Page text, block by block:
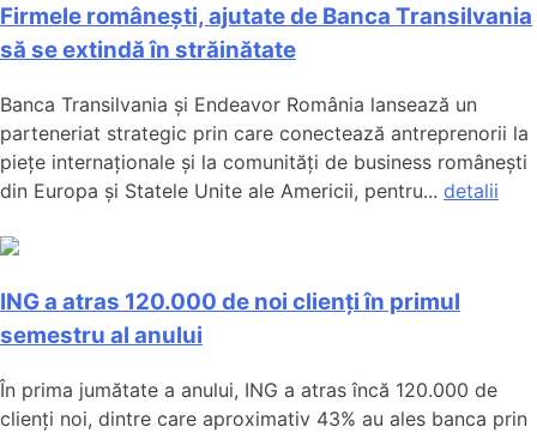
Firmele românești, ajutate de Banca Transilvania
să se extindă în străinătate
Banca Transilvania și Endeavor România lansează un
parteneriat strategic prin care conectează antreprenorii la
piețe internaționale și la comunități de business românești
din Europa și Statele Unite ale Americii, pentru... detalii
ING a atras 120.000 de noi clienți în primul
semestru al anului
În prima jumătate a anului, ING a atras încă 120.000 de
clienți noi, dintre care aproximativ 43% au ales banca prin